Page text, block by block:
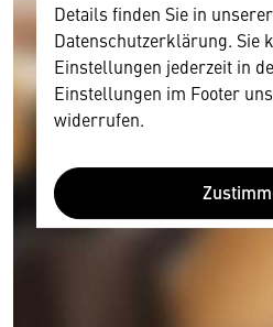
Details finden Sie in unserer
Datenschutzerklärung. Sie
Einstellungen jederzeit in
Einstellungen im Footer
widerrufen.